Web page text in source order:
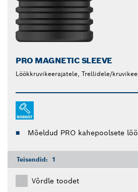
PRO MAGNETIC SLEEVE
Löökkruvikeerajatele, Trellidele/
Mõeldud PRO kahepoolsete
Teisendid: 1
Võrdle toodet